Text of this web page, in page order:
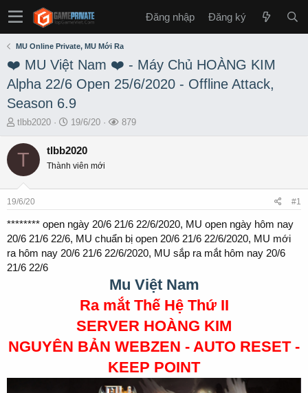
Đăng nhập Đăng ký
MU Online Private, MU Mới Ra
❤️ MU Việt Nam ❤️ - Máy Chủ HOÀNG KIM
Alpha 22/6 Open 25/6/2020 - Offline Attack,
Season 6.9
T
r
s
a
r
t
e
r
tlbb2020
S
a
e
19/6/20
L
879
T tlbb2020
Thành viên mới
19/6/20 #1
******** open ngày 20/6 21/6 22/6/2020, MU open ngày hôm nay
20/6 21/6 22/6, MU chuẩn bị open 20/6 21/6 22/6/2020, MU mới
ra hôm nay 20/6 21/6 22/6/2020, MU sắp ra mắt hôm nay 20/6
21/6 22/6
Mu Việt Nam
Ra mắt Thế Hệ Thứ II
SERVER HOÀNG KIM
NGUYÊN BẢN WEBZEN - AUTO RESET -
KEEP POINT